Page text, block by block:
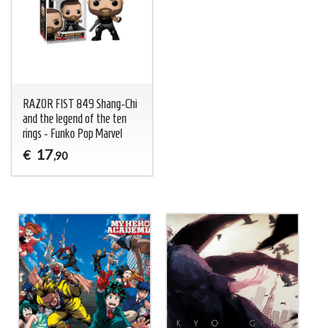
RAZOR FIST 849 Shang-Chi
and the legend of the ten
rings - Funko Pop Marvel
€ 17,90